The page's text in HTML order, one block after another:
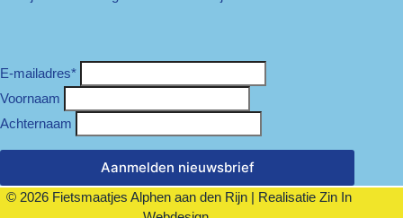
E-mailadres*
Voornaam
Achternaam
Aanmelden nieuwsbrief
© 2026 Fietsmaatjes Alphen aan den Rijn | RealisatieZin In